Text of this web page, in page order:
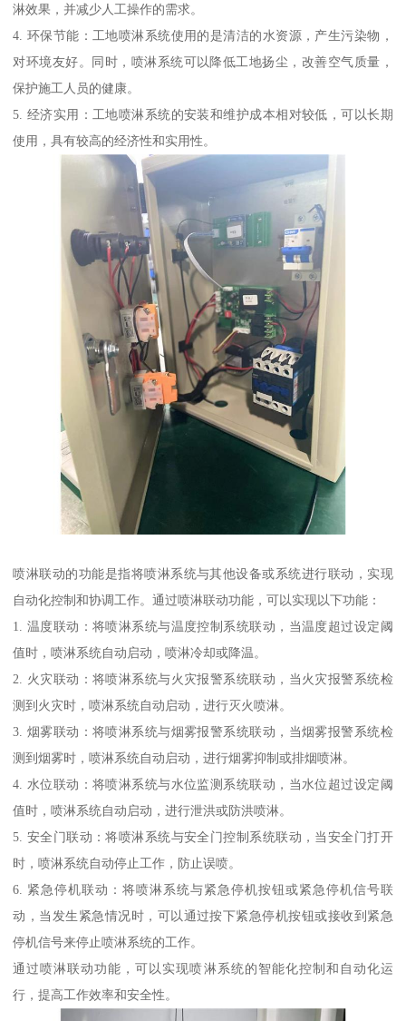
淋效果，并减少人工操作的需求。
4. 环保节能：工地喷淋系统使用的是清洁的水资源，产生污染物，
对环境友好。同时，喷淋系统可以降低工地扬尘，改善空气质量，
保护施工人员的健康。
5. 经济实用：工地喷淋系统的安装和维护成本相对较低，可以长期
使用，具有较高的经济性和实用性。
喷淋联动的功能是指将喷淋系统与其他设备或系统进行联动，实现
自动化控制和协调工作。通过喷淋联动功能，可以实现以下功能：
1. 温度联动：将喷淋系统与温度控制系统联动，当温度超过设定阈
值时，喷淋系统自动启动，喷淋冷却或降温。
2. 火灾联动：将喷淋系统与火灾报警系统联动，当火灾报警系统检
测到火灾时，喷淋系统自动启动，进行灭火喷淋。
3. 烟雾联动：将喷淋系统与烟雾报警系统联动，当烟雾报警系统检
测到烟雾时，喷淋系统自动启动，进行烟雾抑制或排烟喷淋。
4. 水位联动：将喷淋系统与水位监测系统联动，当水位超过设定阈
值时，喷淋系统自动启动，进行泄洪或防洪喷淋。
5. 安全门联动：将喷淋系统与安全门控制系统联动，当安全门打开
时，喷淋系统自动停止工作，防止误喷。
6. 紧急停机联动：将喷淋系统与紧急停机按钮或紧急停机信号联
动，当发生紧急情况时，可以通过按下紧急停机按钮或接收到紧急
停机信号来停止喷淋系统的工作。
通过喷淋联动功能，可以实现喷淋系统的智能化控制和自动化运
行，提高工作效率和安全性。